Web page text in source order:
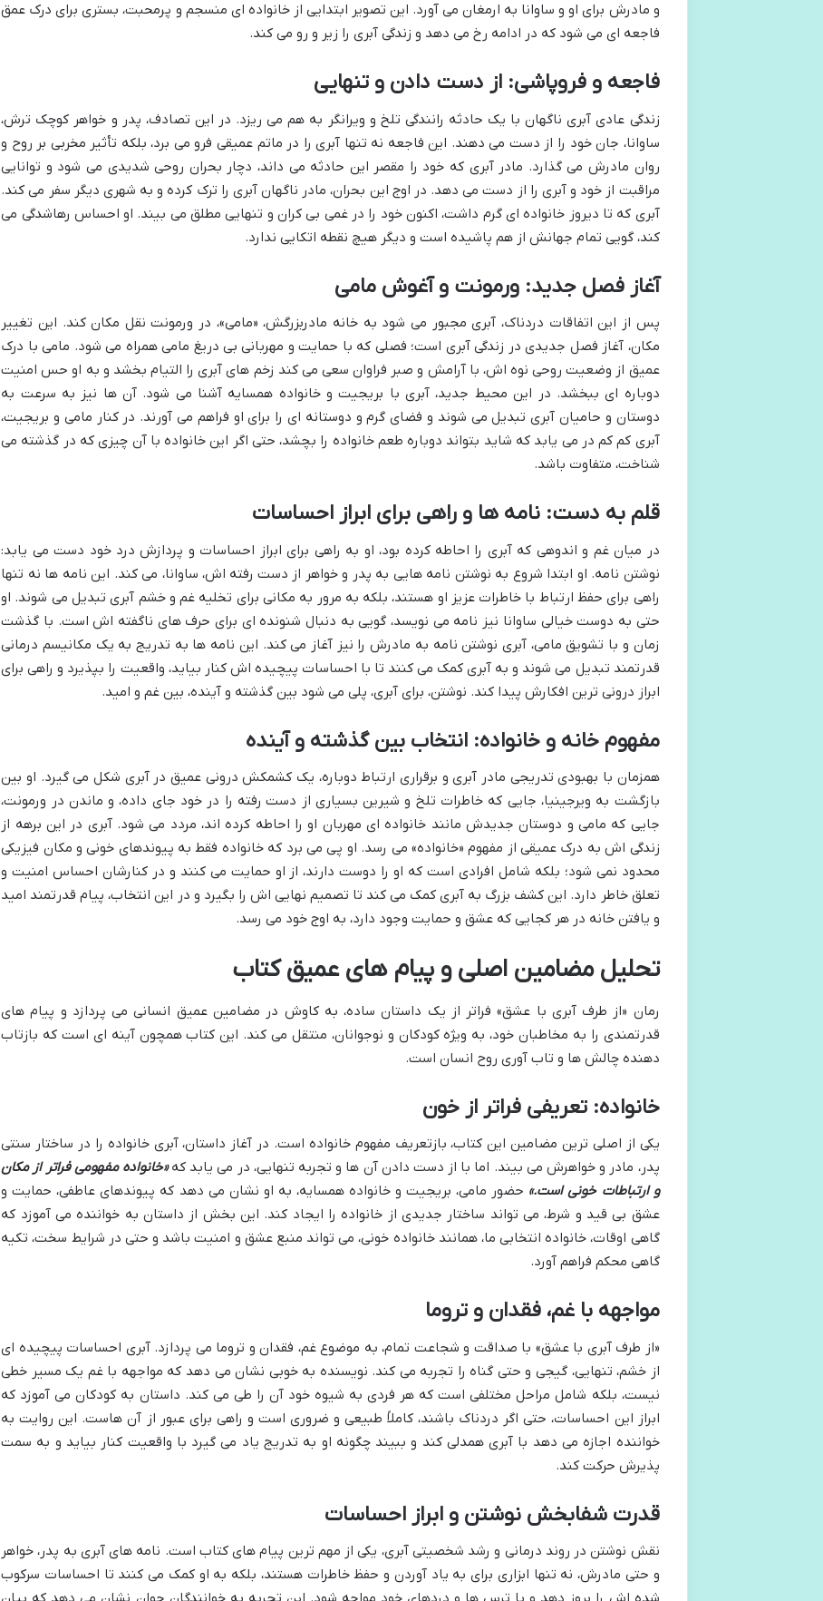
و مادرش برای او و ساوانا به ارمغان می آورد. این تصویر ابتدایی از خانواده ای منسجم و پرمحبت، بستری برای درک عمق
فاجعه ای می شود که در ادامه رخ می دهد و زندگی آبری را زیر و رو می کند.
فاجعه و فروپاشی: از دست دادن و تنهایی
زندگی عادی آبری ناگهان با یک حادثه رانندگی تلخ و ویرانگر به هم می ریزد. در این تصادف، پدر و خواهر کوچک ترش،
ساوانا، جان خود را از دست می دهند. این فاجعه نه تنها آبری را در ماتم عمیقی فرو می برد، بلکه تأثیر مخربی بر روح و
روان مادرش می گذارد. مادر آبری که خود را مقصر این حادثه می داند، دچار بحران روحی شدیدی می شود و توانایی
مراقبت از خود و آبری را از دست می دهد. در اوج این بحران، مادر ناگهان آبری را ترک کرده و به شهری دیگر سفر می کند.
آبری که تا دیروز خانواده ای گرم داشت، اکنون خود را در غمی بی کران و تنهایی مطلق می بیند. او احساس رهاشدگی می
کند، گویی تمام جهانش از هم پاشیده است و دیگر هیچ نقطه اتکایی ندارد.
آغاز فصل جدید: ورمونت و آغوش مامی
پس از این اتفاقات دردناک، آبری مجبور می شود به خانه مادربزرگش، «مامی»، در ورمونت نقل مکان کند. این تغییر
مکان، آغاز فصل جدیدی در زندگی آبری است؛ فصلی که با حمایت و مهربانی بی دریغ مامی همراه می شود. مامی با درک
عمیق از وضعیت روحی نوه اش، با آرامش و صبر فراوان سعی می کند زخم های آبری را التیام بخشد و به او حس امنیت
دوباره ای ببخشد. در این محیط جدید، آبری با بریجیت و خانواده همسایه آشنا می شود. آن ها نیز به سرعت به
دوستان و حامیان آبری تبدیل می شوند و فضای گرم و دوستانه ای را برای او فراهم می آورند. در کنار مامی و بریجیت،
آبری کم کم در می یابد که شاید بتواند دوباره طعم خانواده را بچشد، حتی اگر این خانواده با آن چیزی که در گذشته می
شناخت، متفاوت باشد.
قلم به دست: نامه ها و راهی برای ابراز احساسات
در میان غم و اندوهی که آبری را احاطه کرده بود، او به راهی برای ابراز احساسات و پردازش درد خود دست می یابد:
نوشتن نامه. او ابتدا شروع به نوشتن نامه هایی به پدر و خواهر از دست رفته اش، ساوانا، می کند. این نامه ها نه تنها
راهی برای حفظ ارتباط با خاطرات عزیز او هستند، بلکه به مرور به مکانی برای تخلیه غم و خشم آبری تبدیل می شوند. او
حتی به دوست خیالی ساوانا نیز نامه می نویسد، گویی به دنبال شنونده ای برای حرف های ناگفته اش است. با گذشت
زمان و با تشویق مامی، آبری نوشتن نامه به مادرش را نیز آغاز می کند. این نامه ها به تدریج به یک مکانیسم درمانی
قدرتمند تبدیل می شوند و به آبری کمک می کنند تا با احساسات پیچیده اش کنار بیاید، واقعیت را بپذیرد و راهی برای
ابراز درونی ترین افکارش پیدا کند. نوشتن، برای آبری، پلی می شود بین گذشته و آینده، بین غم و امید.
مفهوم خانه و خانواده: انتخاب بین گذشته و آینده
همزمان با بهبودی تدریجی مادر آبری و برقراری ارتباط دوباره، یک کشمکش درونی عمیق در آبری شکل می گیرد. او بین
بازگشت به ویرجینیا، جایی که خاطرات تلخ و شیرین بسیاری از دست رفته را در خود جای داده، و ماندن در ورمونت،
جایی که مامی و دوستان جدیدش مانند خانواده ای مهربان او را احاطه کرده اند، مردد می شود. آبری در این برهه از
زندگی اش به درک عمیقی از مفهوم «خانواده» می رسد. او پی می برد که خانواده فقط به پیوندهای خونی و مکان فیزیکی
محدود نمی شود؛ بلکه شامل افرادی است که او را دوست دارند، از او حمایت می کنند و در کنارشان احساس امنیت و
تعلق خاطر دارد. این کشف بزرگ به آبری کمک می کند تا تصمیم نهایی اش را بگیرد و در این انتخاب، پیام قدرتمند امید
و یافتن خانه در هر کجایی که عشق و حمایت وجود دارد، به اوج خود می رسد.
تحلیل مضامین اصلی و پیام های عمیق کتاب
رمان «از طرف آبری با عشق» فراتر از یک داستان ساده، به کاوش در مضامین عمیق انسانی می پردازد و پیام های
قدرتمندی را به مخاطبان خود، به ویژه کودکان و نوجوانان، منتقل می کند. این کتاب همچون آینه ای است که بازتاب
دهنده چالش ها و تاب آوری روح انسان است.
خانواده: تعریفی فراتر از خون
یکی از اصلی ترین مضامین این کتاب، بازتعریف مفهوم خانواده است. در آغاز داستان، آبری خانواده را در ساختار سنتی
پدر، مادر و خواهرش می بیند. اما با از دست دادن آن ها و تجربه تنهایی، در می یابد که«خانواده مفهومی فراتر از مکان
و ارتباطات خونی است.» حضور مامی، بریجیت و خانواده همسایه، به او نشان می دهد که پیوندهای عاطفی، حمایت و
عشق بی قید و شرط، می تواند ساختار جدیدی از خانواده را ایجاد کند. این بخش از داستان به خواننده می آموزد که
گاهی اوقات، خانواده انتخابی ما، همانند خانواده خونی، می تواند منبع عشق و امنیت باشد و حتی در شرایط سخت، تکیه
گاهی محکم فراهم آورد.
مواجهه با غم، فقدان و تروما
«از طرف آبری با عشق» با صداقت و شجاعت تمام، به موضوع غم، فقدان و تروما می پردازد. آبری احساسات پیچیده ای
از خشم، تنهایی، گیجی و حتی گناه را تجربه می کند. نویسنده به خوبی نشان می دهد که مواجهه با غم یک مسیر خطی
نیست، بلکه شامل مراحل مختلفی است که هر فردی به شیوه خود آن را طی می کند. داستان به کودکان می آموزد که
ابراز این احساسات، حتی اگر دردناک باشند، کاملاً طبیعی و ضروری است و راهی برای عبور از آن هاست. این روایت به
خواننده اجازه می دهد با آبری همدلی کند و ببیند چگونه او به تدریج یاد می گیرد با واقعیت کنار بیاید و به سمت
پذیرش حرکت کند.
قدرت شفابخش نوشتن و ابراز احساسات
نقش نوشتن در روند درمانی و رشد شخصیتی آبری، یکی از مهم ترین پیام های کتاب است. نامه های آبری به پدر، خواهر
و حتی مادرش، نه تنها ابزاری برای به یاد آوردن و حفظ خاطرات هستند، بلکه به او کمک می کنند تا احساسات سرکوب